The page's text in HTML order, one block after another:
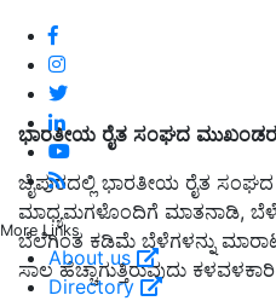
More Links
About us
Directory
ಭಾರತೀಯ ರೈತ ಸಂಘದ
ಜೈಪುರದಲ್ಲಿ ಭಾರತೀಯ ರೈತ
ಮಾಧ್ಯಮಗಳೊಂದಿಗೆ ಮಾತನಾಡಿ,
ಬೆಲೆಗಿಂತ ಕಡಿಮೆ ಬೆಳೆಗಳನ್ನು
ಸಾಲ ಹೆಚ್ಚಾಗುತ್ತಿರುವುದು